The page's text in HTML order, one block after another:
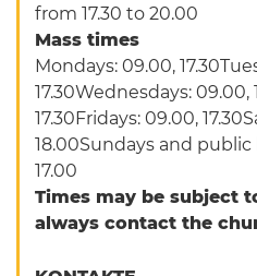
from 17.30 to 20.00
Mass times
Mondays: 09.00,
17.30Wednesdays: 09.00,
17.30Fridays: 09.00,
18.00Sundays and public
17.00
Times may be subject
always contact the